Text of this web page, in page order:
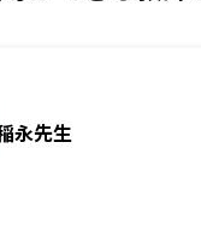
永先生